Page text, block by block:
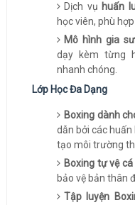
Dịch vụ huấn
học viên, phù
Mô hình gia
dạy kèm từng
nhanh chóng.
Lớp Học Đa Dạng
Boxing dành
dẫn bởi các huấn
tạo môi trường
Boxing tự vệ
bảo vệ bản thân
Tập luyện